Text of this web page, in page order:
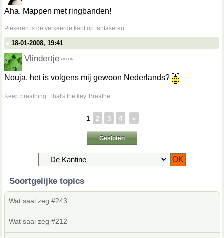
Aha. Mappen met ringbanden!
Piekeren is de verkeerde kant op fantaseren.
18-01-2008, 19:41
Vlindertje
Nouja, het is volgens mij gewoon Nederlands?
Keep breathing. That's the key. Breathe.
1 2 3 4 »
Gesloten
Soortgelijke topics
Wat saai zeg #243
Wat saai zeg #212